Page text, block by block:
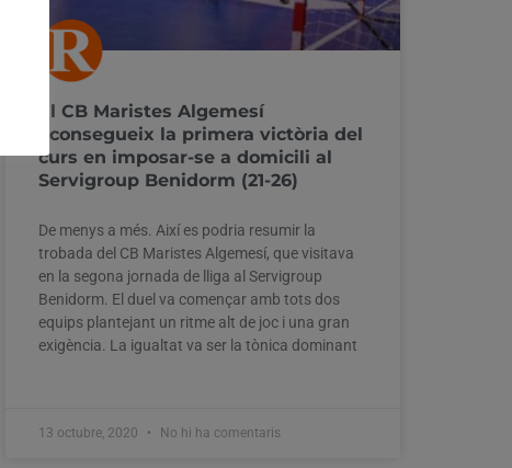
El CB Maristes Algemesí
aconsegueix la primera victòria del
curs en imposar-se a domicili al
Servigroup Benidorm (21-26)
De menys a més. Així es podria resumir la
trobada del CB Maristes Algemesí, que visitava
en la segona jornada de lliga al Servigroup
Benidorm. El duel va començar amb tots dos
equips plantejant un ritme alt de joc i una gran
exigència. La igualtat va ser la tònica dominant
13 octubre, 2020 No hi ha comentaris